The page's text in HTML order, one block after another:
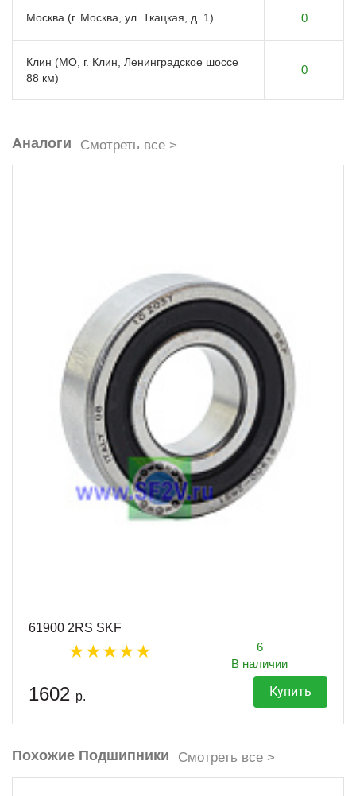
Москва (г. Москва, ул. Ткацкая, д. 1) 0
Клин (МО, г. Клин, Ленинградское шоссе
88 км)
0
Аналоги Смотреть все >
61900 2RS SKF
6
В наличии
1602 р. Купить
Похожие Подшипники Смотреть все >